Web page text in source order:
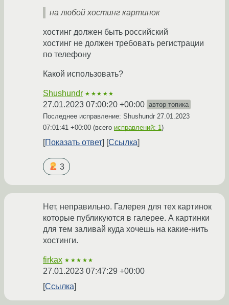
на любой хостинг картинок
хостинг должен быть российский
хостинг не должен требовать регистрации
по телефону
Какой использовать?
Shushundr ★★★★★
27.01.2023 07:00:20 +00:00 автор топика
Последнее исправление: Shushundr 27.01.2023
07:01:41 +00:00 (всего исправлений: 1)
Показать ответ Ссылка
3
Нет, неправильно. Галерея для тех картинок
которые публикуются в галерее. А картинки
для тем заливай куда хочешь на какие-нить
хостинги.
firkax ★★★★★
27.01.2023 07:47:29 +00:00
Ссылка